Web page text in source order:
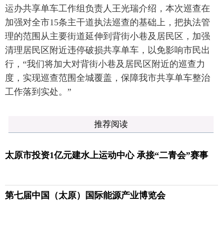
运办共享单车工作组负责人王光瑞介绍，本次巡查在
加强对全市15条主干道执法巡查的基础上，把执法管
理的范围从主要街道延伸到背街小巷及居民区，加强
清理居民区附近违停破损共享单车，以免影响市民出
行，“我们将加大对背街小巷及居民区附近的巡查力
度，实现巡查范围全城覆盖，保障我市共享单车整治
工作落到实处。”
推荐阅读
太原市投资1亿元建水上运动中心 承接“二青会”赛事
第七届中国（太原）国际能源产业博览会